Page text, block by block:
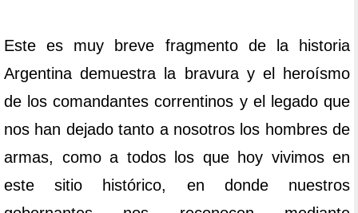
Este es muy breve fragmento de la historia
Argentina demuestra la bravura y el heroísmo
de los comandantes correntinos y el legado que
nos han dejado tanto a nosotros los hombres de
armas, como a todos los que hoy vivimos en
este sitio histórico, en donde nuestros